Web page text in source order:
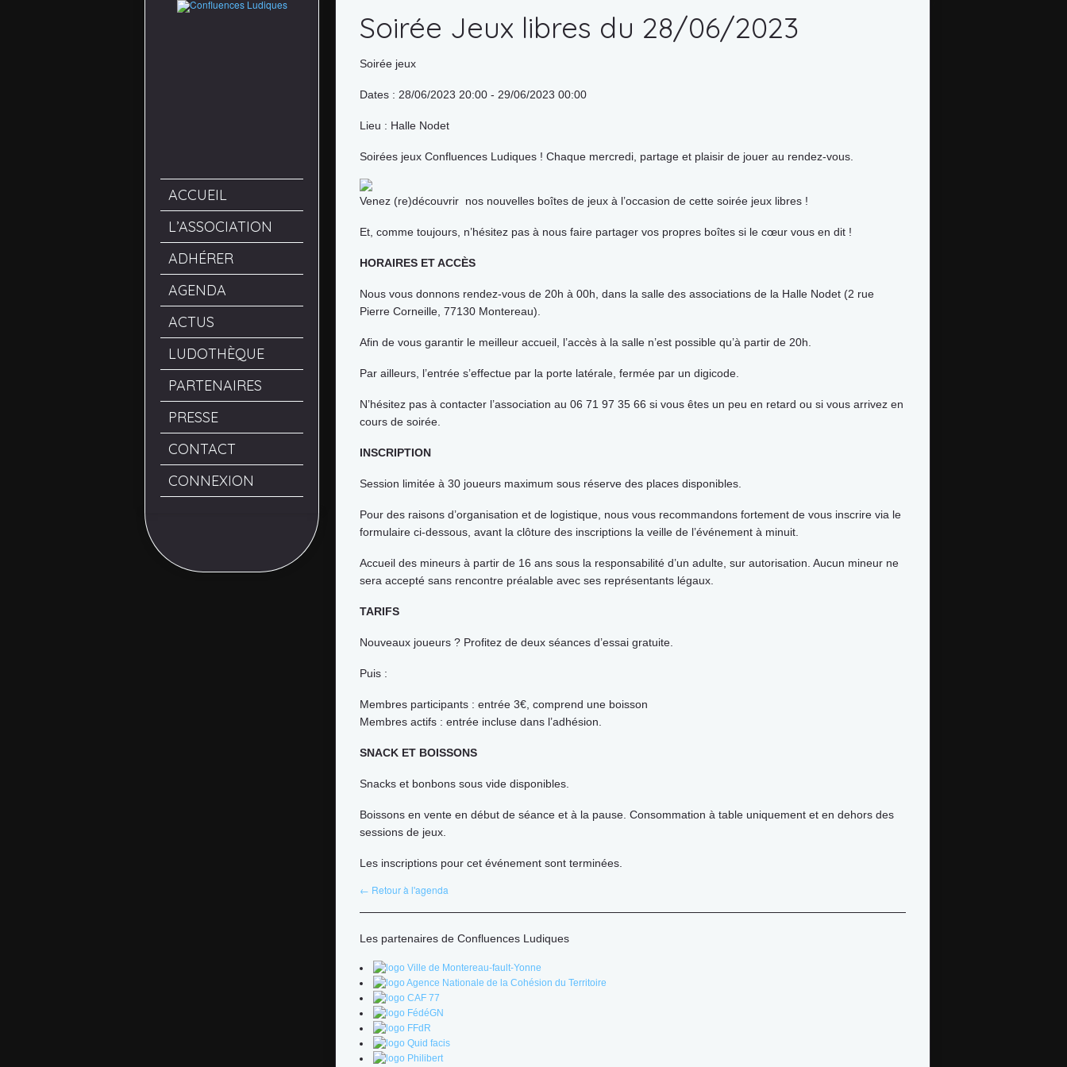
ACCUEIL
L’ASSOCIATION
ADHÉRER
AGENDA
ACTUS
LUDOTHÈQUE
PARTENAIRES
PRESSE
CONTACT
CONNEXION
Soirée Jeux libres du 28/06/2023
Soirée jeux
Dates : 28/06/2023 20:00 - 29/06/2023 00:00
Lieu : Halle Nodet
Soirées jeux Confluences Ludiques ! Chaque mercredi, partage et plaisir de jouer au rendez-vous.
Venez (re)découvrir nos nouvelles boîtes de jeux à l’occasion de cette soirée jeux libres !
Et, comme toujours, n’hésitez pas à nous faire partager vos propres boîtes si le cœur vous en dit !
HORAIRES ET ACCÈS
Nous vous donnons rendez-vous de 20h à 00h, dans la salle des associations de la Halle Nodet (2 rue
Pierre Corneille, 77130 Montereau).
Afin de vous garantir le meilleur accueil, l’accès à la salle n’est possible qu’à partir de 20h.
Par ailleurs, l’entrée s’effectue par la porte latérale, fermée par un digicode.
N’hésitez pas à contacter l’association au 06 71 97 35 66 si vous êtes un peu en retard ou si vous arrivez en
cours de soirée.
INSCRIPTION
Session limitée à 30 joueurs maximum sous réserve des places disponibles.
Pour des raisons d’organisation et de logistique, nous vous recommandons fortement de vous inscrire via le
formulaire ci-dessous, avant la clôture des inscriptions la veille de l’événement à minuit.
Accueil des mineurs à partir de 16 ans sous la responsabilité d’un adulte, sur autorisation. Aucun mineur ne
sera accepté sans rencontre préalable avec ses représentants légaux.
TARIFS
Nouveaux joueurs ? Profitez de deux séances d’essai gratuite.
Puis :
Membres participants : entrée 3€, comprend une boisson
Membres actifs : entrée incluse dans l’adhésion.
SNACK ET BOISSONS
Snacks et bonbons sous vide disponibles.
Boissons en vente en début de séance et à la pause. Consommation à table uniquement et en dehors des
sessions de jeux.
Les inscriptions pour cet événement sont terminées.
← Retour à l'agenda
Les partenaires de Confluences Ludiques